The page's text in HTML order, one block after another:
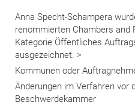
Anna Specht-Schampera
renommierten Chambers and
Kategorie Öffentliches
ausgezeichnet. >
Kommunen oder
Änderungen im Verfahren vor
Beschwerdekammer